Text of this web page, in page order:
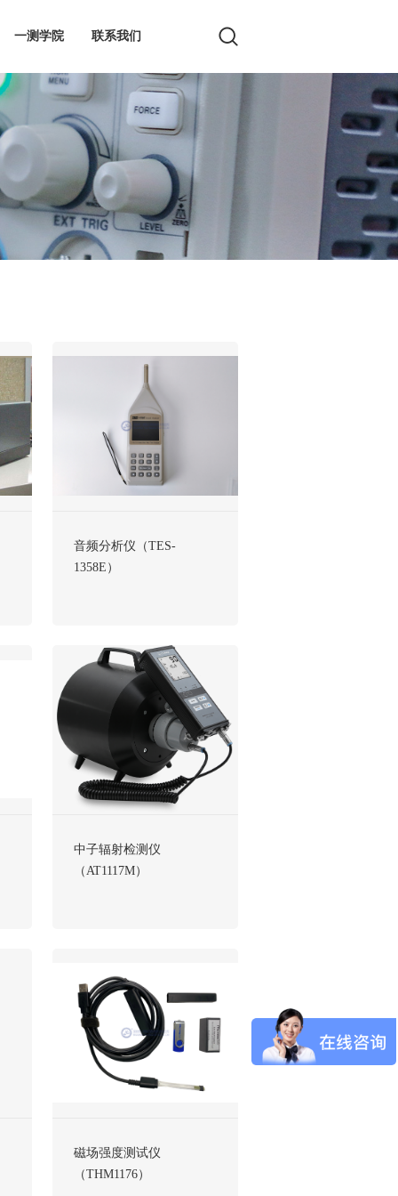
一测学院 联系我们
音频分析仪（TES-
1358E）
中子辐射检测仪
（AT1117M）
磁场强度测试仪
（THM1176）